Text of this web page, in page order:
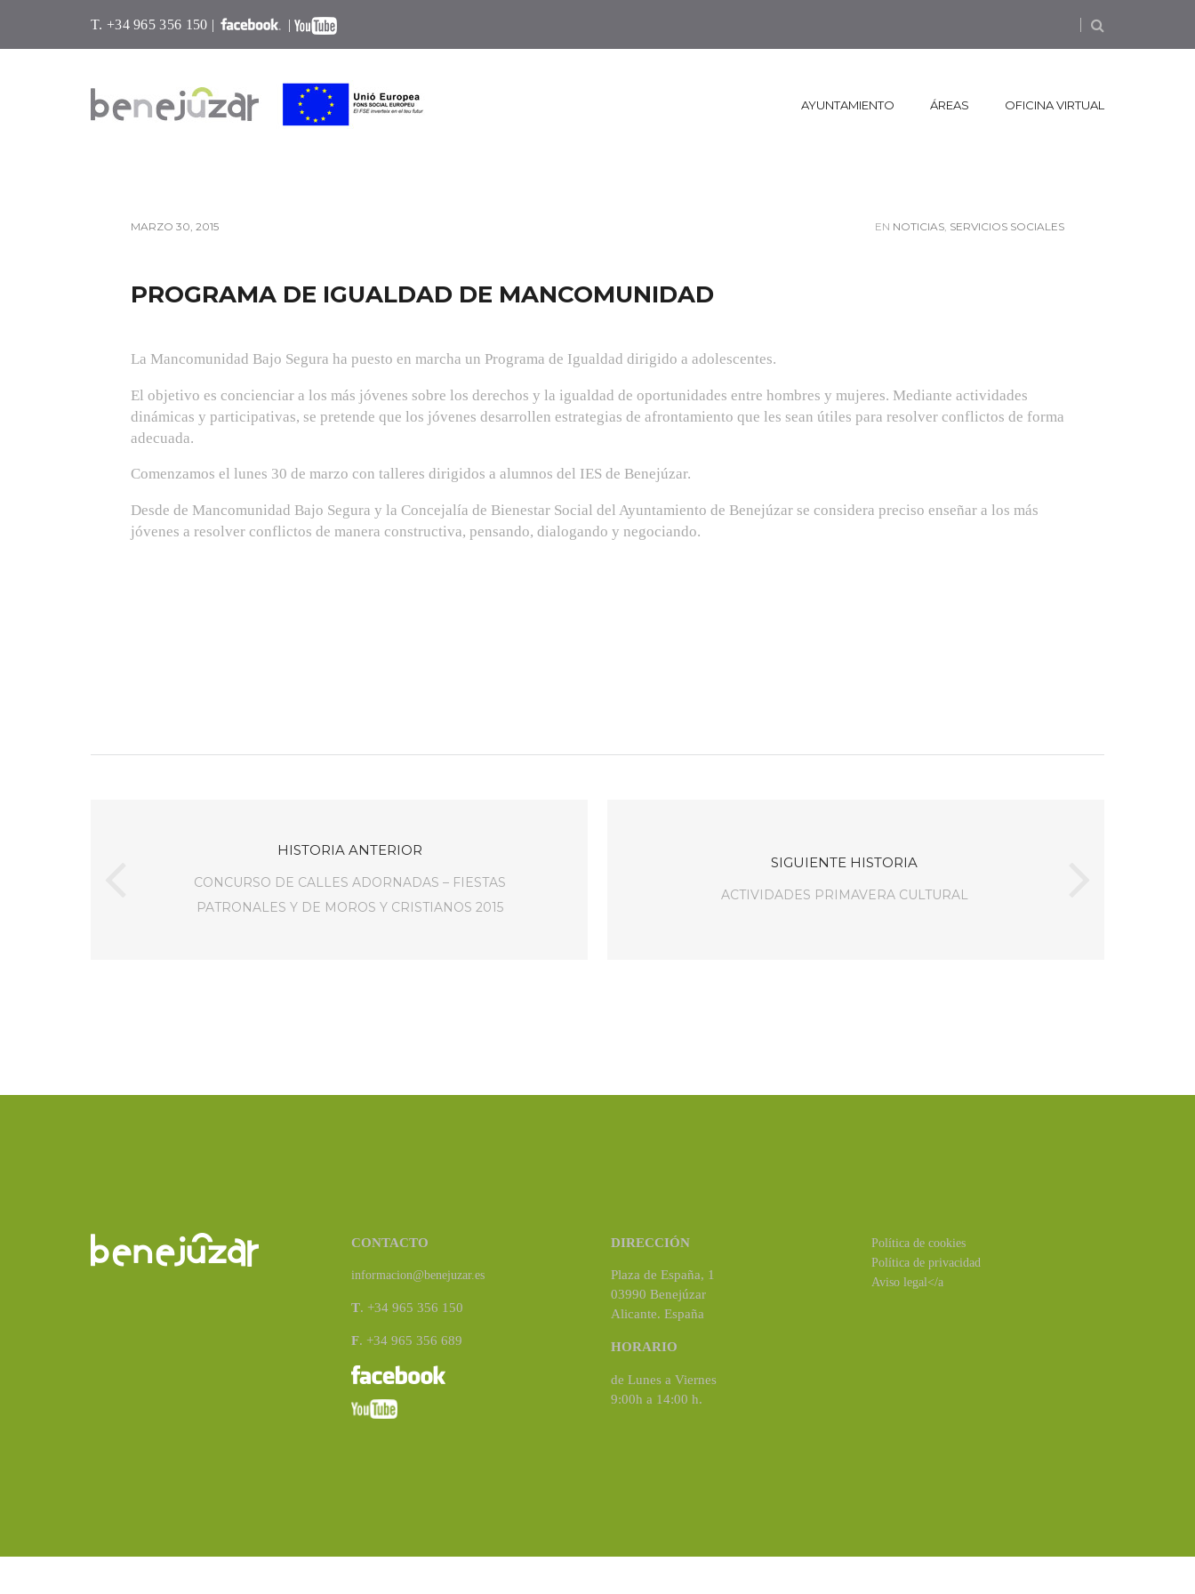
T. +34 965 356 150 | |
AYUNTAMIENTO ÁREAS OFICINA VIRTUAL
MARZO 30, 2015 EN NOTICIAS, SERVICIOS SOCIALES
PROGRAMA DE IGUALDAD DE MANCOMUNIDAD
La Mancomunidad Bajo Segura ha puesto en marcha un Programa de Igualdad dirigido a adolescentes.
El objetivo es concienciar a los más jóvenes sobre los derechos y la igualdad de oportunidades entre hombres y mujeres. Mediante actividades
dinámicas y participativas, se pretende que los jóvenes desarrollen estrategias de afrontamiento que les sean útiles para resolver conflictos de forma
adecuada.
Comenzamos el lunes 30 de marzo con talleres dirigidos a alumnos del IES de Benejúzar.
Desde de Mancomunidad Bajo Segura y la Concejalía de Bienestar Social del Ayuntamiento de Benejúzar se considera preciso enseñar a los más
jóvenes a resolver conflictos de manera constructiva, pensando, dialogando y negociando.
HISTORIA ANTERIOR
CONCURSO DE CALLES ADORNADAS – FIESTAS
PATRONALES Y DE MOROS Y CRISTIANOS 2015
SIGUIENTE HISTORIA
ACTIVIDADES PRIMAVERA CULTURAL
CONTACTO
informacion@benejuzar.es
T. +34 965 356 150
F. +34 965 356 689
DIRECCIÓN
Plaza de España, 1
03990 Benejúzar
Alicante. España
HORARIO
de Lunes a Viernes
9:00h a 14:00 h.
Política de cookies
Política de privacidad
Aviso legal</a